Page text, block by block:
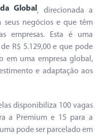
Global, direcionada a
seus negócios e que têm
empresas. Esta é uma
R$ 5.129,00 e que pode
em uma empresa global,
e adaptação aos
disponibiliza 100 vagas
a Premium e 15 para a
pode ser parcelado em